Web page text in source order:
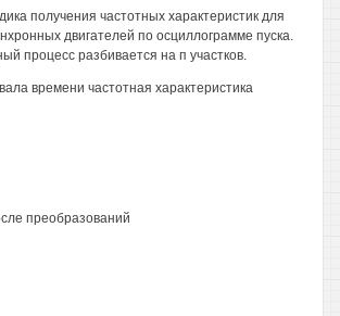
получения частотных характеристик для
двигателей по осциллограмме пуска.
процесс разбивается на п участков.
времени частотная характеристика
преобразований